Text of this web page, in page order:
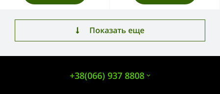
Показать еще
+38(066) 937 8808